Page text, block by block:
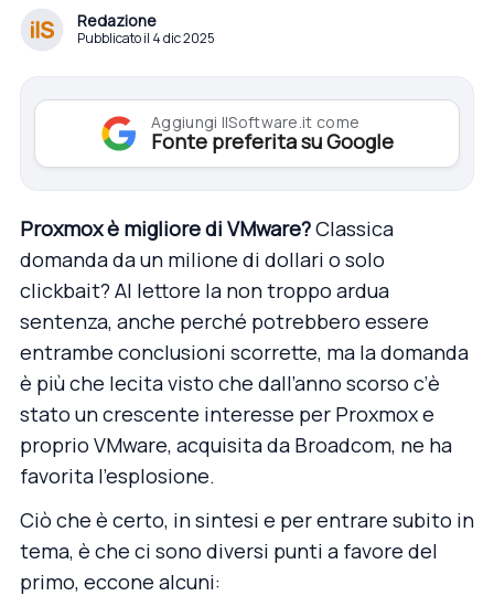
Redazione
Pubblicato il 4 dic 2025
Aggiungi IlSoftware.it come
Fonte preferita su Google
Proxmox è migliore di VMware?Classica
domanda da un milione di dollari o solo
clickbait? Al lettore la non troppo ardua
sentenza, anche perché potrebbero essere
entrambe conclusioni scorrette, ma la domanda
è più che lecita visto che dall’anno scorso c’è
stato un crescente interesse per Proxmox e
proprio VMware, acquisita da Broadcom, ne ha
favorita l’esplosione.
Ciò che è certo, in sintesi e per entrare subito in
tema, è che ci sono diversi punti a favore del
primo, eccone alcuni: